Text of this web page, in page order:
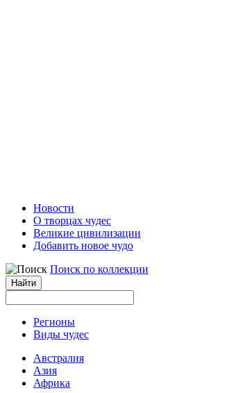
Новости
О творцах чудес
Великие цивилизации
Добавить новое чудо
Поиск по коллекции
Регионы
Виды чудес
Австралия
Азия
Африка